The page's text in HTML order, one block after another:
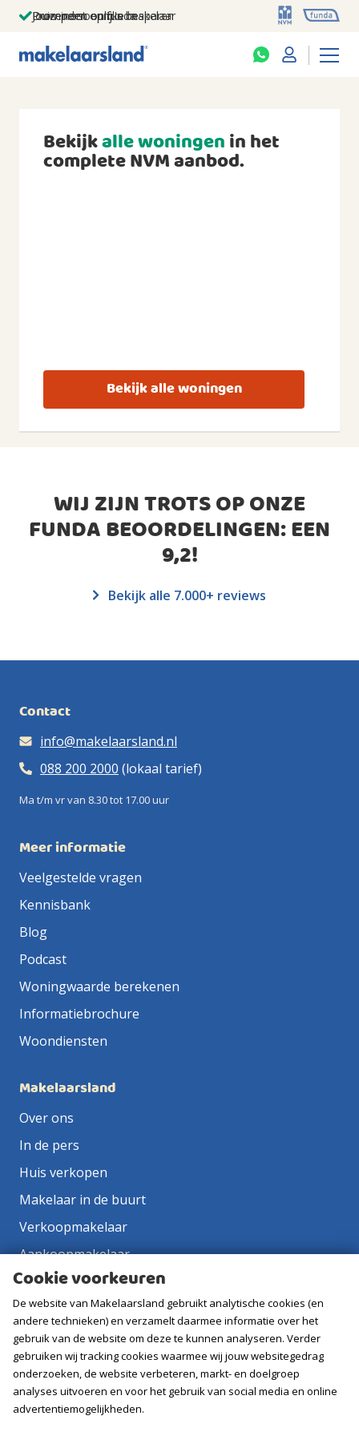
Jouw persoonlijke makelaar
Duizenden euro's besparen
Prominent op funda
Bekijkalle woningenin het
complete NVM aanbod.
Bekijk alle woningen
WIJ ZIJN TROTS OP ONZE
FUNDA BEOORDELINGEN: EEN
9,2!
Bekijk alle 7.000+ reviews
Contact
info@makelaarsland.nl
088 200 2000 (lokaal tarief)
Ma t/m vr van 8.30 tot 17.00 uur
Meer informatie
Veelgestelde vragen
Kennisbank
Blog
Podcast
Woningwaarde berekenen
Informatiebrochure
Woondiensten
Makelaarsland
Over ons
In de pers
Huis verkopen
Makelaar in de buurt
Verkoopmakelaar
Aankoopmakelaar
Contact
Vacatures
Volg ons
Cookie voorkeuren
De website van Makelaarsland gebruikt analytische cookies (en
andere technieken) en verzamelt daarmee informatie over het
gebruik van de website om deze te kunnen analyseren. Verder
gebruiken wij tracking cookies waarmee wij jouw websitegedrag
onderzoeken, de website verbeteren, markt- en doelgroep
analyses uitvoeren en voor het gebruik van social media en online
advertentiemogelijkheden.